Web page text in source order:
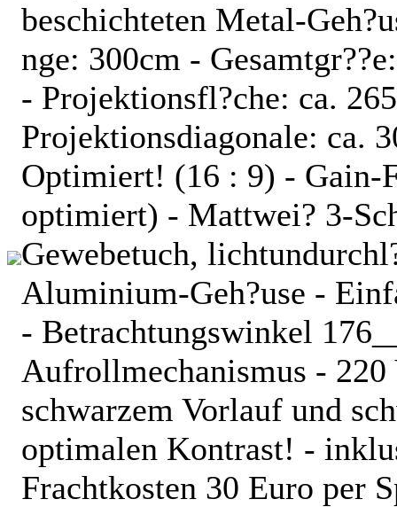
beschichteten Metal-
nge: 300cm -
- Projektionsfl?che: ca.
Projektionsdiagonale: ca.
Optimiert! (16 : 9) - Gain-
optimiert) - Mattwei? 3-
Gewebetuch,
Aluminium-Geh?use -
- Betrachtungswinkel
Aufrollmechanismus -
schwarzem Vorlauf und
optimalen Kontrast! -
Frachtkosten 30 Euro per